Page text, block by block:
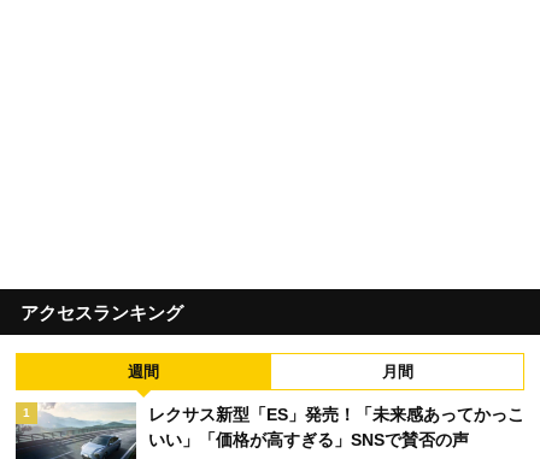
アクセスランキング
週間 月間
1
レクサス新型「ES」発売！「未来感あってかっこ
いい」「価格が高すぎる」SNSで賛否の声